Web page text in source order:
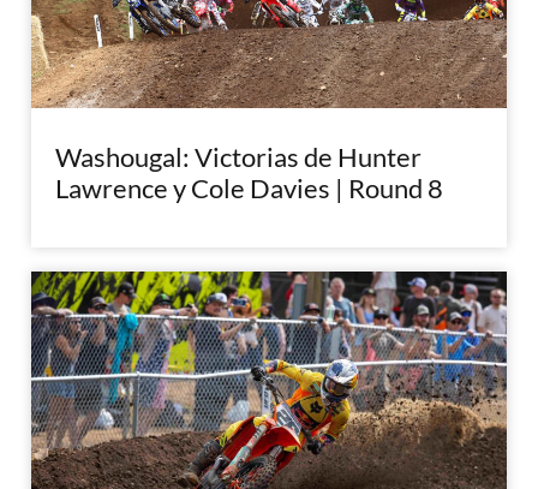
Washougal: Victorias de Hunter
Lawrence y Cole Davies | Round 8